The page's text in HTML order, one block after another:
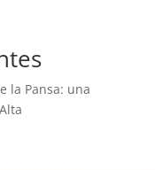
la Pansa: una